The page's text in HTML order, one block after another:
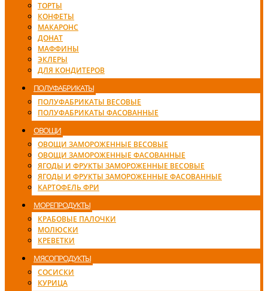
ТОРТЫ
КОНФЕТЫ
МАКАРОНС
ДОНАТ
МАФФИНЫ
ЭКЛЕРЫ
ДЛЯ КОНДИТЕРОВ
ПОЛУФАБРИКАТЫ
ПОЛУФАБРИКАТЫ ВЕСОВЫЕ
ПОЛУФАБРИКАТЫ ФАСОВАННЫЕ
ОВОЩИ
ОВОЩИ ЗАМОРОЖЕННЫЕ ВЕСОВЫЕ
ОВОЩИ ЗАМОРОЖЕННЫЕ ФАСОВАННЫЕ
ЯГОДЫ И ФРУКТЫ ЗАМОРОЖЕННЫЕ ВЕСОВЫЕ
ЯГОДЫ И ФРУКТЫ ЗАМОРОЖЕННЫЕ ФАСОВАННЫЕ
КАРТОФЕЛЬ ФРИ
МОРЕПРОДУКТЫ
КРАБОВЫЕ ПАЛОЧКИ
МОЛЮСКИ
КРЕВЕТКИ
МЯСОПРОДУКТЫ
СОСИСКИ
КУРИЦА